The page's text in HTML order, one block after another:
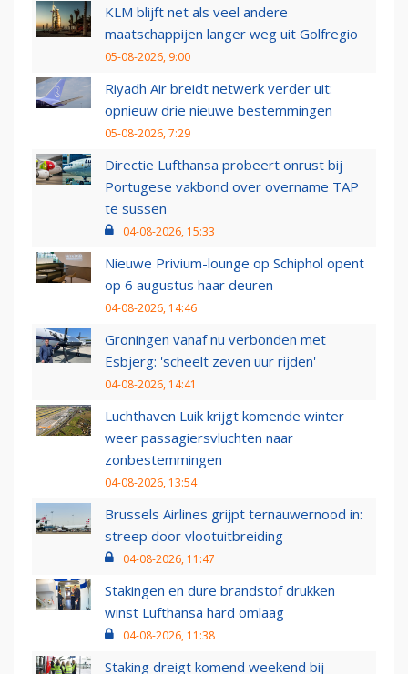
KLM blijft net als veel andere
maatschappijen langer weg uit Golfregio
05-08-2026, 9:00
Riyadh Air breidt netwerk verder uit:
opnieuw drie nieuwe bestemmingen
05-08-2026, 7:29
Directie Lufthansa probeert onrust bij
Portugese vakbond over overname TAP
te sussen
04-08-2026, 15:33
Nieuwe Privium-lounge op Schiphol opent
op 6 augustus haar deuren
04-08-2026, 14:46
Groningen vanaf nu verbonden met
Esbjerg: 'scheelt zeven uur rijden'
04-08-2026, 14:41
Luchthaven Luik krijgt komende winter
weer passagiersvluchten naar
zonbestemmingen
04-08-2026, 13:54
Brussels Airlines grijpt ternauwernood in:
streep door vlootuitbreiding
04-08-2026, 11:47
Stakingen en dure brandstof drukken
winst Lufthansa hard omlaag
04-08-2026, 11:38
Staking dreigt komend weekend bij